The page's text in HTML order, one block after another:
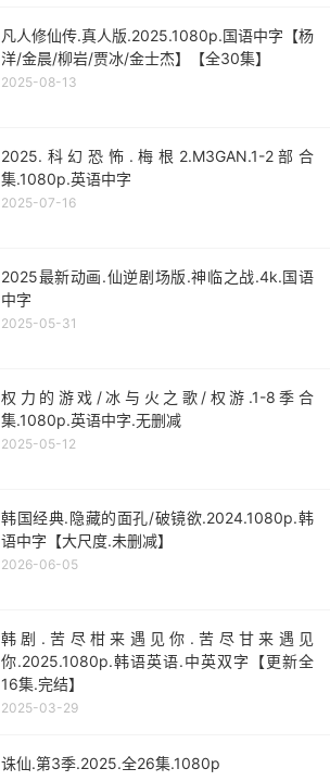
凡人修仙传.真人版.2025.1080p.国语中字【杨
洋/金晨/柳岩/贾冰/金士杰】【全30集】
2025-08-13
2025.科幻恐怖.梅根2.M3GAN.1-2部合
集.1080p.英语中字
2025-07-16
2025最新动画.仙逆剧场版.神临之战.4k.国语
中字
2025-05-31
权力的游戏/冰与火之歌/权游.1-8季合
集.1080p.英语中字.无删减
2025-05-12
韩国经典.隐藏的面孔/破镜欲.2024.1080p.韩
语中字【大尺度.未删减】
2026-06-05
韩剧.苦尽柑来遇见你.苦尽甘来遇见
你.2025.1080p.韩语英语.中英双字【更新全
16集.完结】
2025-03-29
诛仙.第3季.2025.全26集.1080p